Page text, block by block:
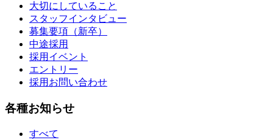
大切にしていること
スタッフインタビュー
募集要項（新卒）
中途採用
採用イベント
エントリー
採用お問い合わせ
各種お知らせ
すべて